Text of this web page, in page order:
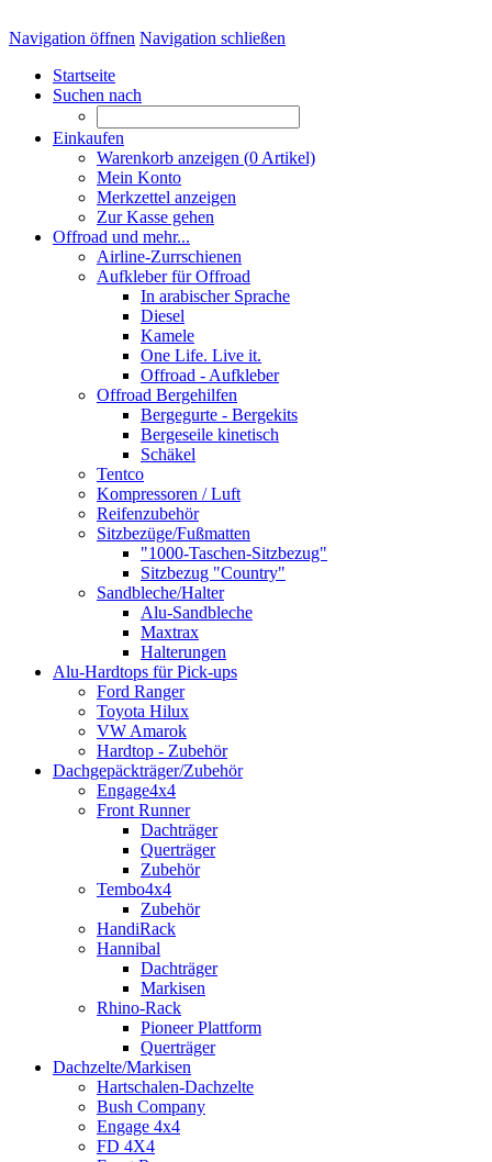
Navigation öffnen Navigation schließen
Startseite
Suchen nach
Einkaufen
Warenkorb anzeigen (0 Artikel)
Mein Konto
Merkzettel anzeigen
Zur Kasse gehen
Offroad und mehr...
Airline-Zurrschienen
Aufkleber für Offroad
In arabischer Sprache
Diesel
Kamele
One Life. Live it.
Offroad - Aufkleber
Offroad Bergehilfen
Bergegurte - Bergekits
Bergeseile kinetisch
Schäkel
Tentco
Kompressoren / Luft
Reifenzubehör
Sitzbezüge/Fußmatten
"1000-Taschen-Sitzbezug"
Sitzbezug "Country"
Sandbleche/Halter
Alu-Sandbleche
Maxtrax
Halterungen
Alu-Hardtops für Pick-ups
Ford Ranger
Toyota Hilux
VW Amarok
Hardtop - Zubehör
Dachgepäckträger/Zubehör
Engage4x4
Front Runner
Dachträger
Querträger
Zubehör
Tembo4x4
Zubehör
HandiRack
Hannibal
Dachträger
Markisen
Rhino-Rack
Pioneer Plattform
Querträger
Dachzelte/Markisen
Hartschalen-Dachzelte
Bush Company
Engage 4x4
FD 4X4